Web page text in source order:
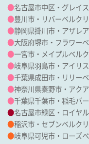
●名古屋市中区・グレイ
●豊川市・リバーベルク
●静岡県掛川市・アザレ
●大阪府堺市・フラワー
●一宮市・メイプルベル
●岐阜県羽島市・アイリ
●千葉県成田市・リリー
●神奈川県秦野市・アク
●千葉県千葉市・稲毛バ
●名古屋市緑区・ロイヤ
●稲沢市・セブンベルク
●岐阜県可児市・ローズ